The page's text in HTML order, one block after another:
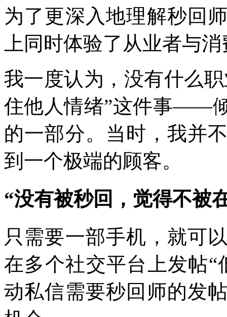
为了更深入地理解秒回
上同时体验了从业者与
我一度认为，没有什么
住他人情绪”这件事——
的一部分。当时，我并
到一个极端的顾客。
“没有被秒回，觉得不被
只需要一部手机，就可
在多个社交平台上发帖
动私信需要秒回师的发